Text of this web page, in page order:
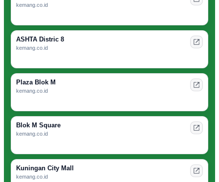
kemang.co.id
ASHTA Distric 8
kemang.co.id
Plaza Blok M
kemang.co.id
Blok M Square
kemang.co.id
Kuningan City Mall
kemang.co.id